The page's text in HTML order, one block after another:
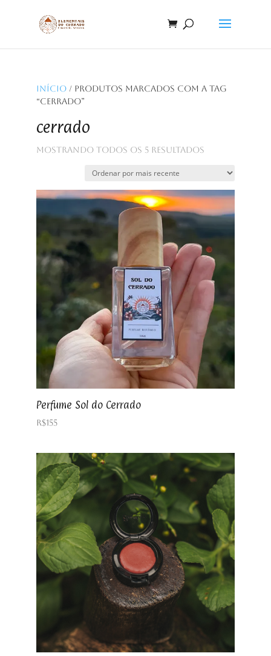
Início/ Produtos marcados com a tag
“cerrado”
cerrado
Mostrando todos os 5 resultadosClassificado
Perfume Sol do Cerrado
R$155